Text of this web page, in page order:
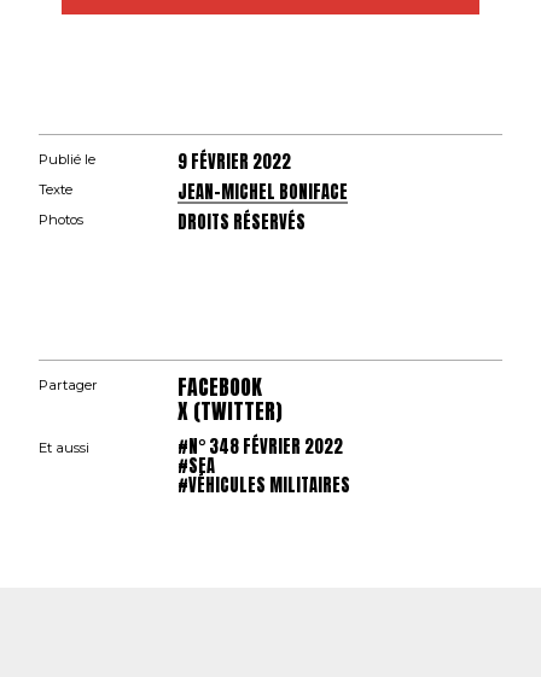
Publié le 9 FÉVRIER 2022
Texte JEAN-MICHEL BONIFACE
Photos DROITS RÉSERVÉS
Partager FACEBOOK
X (TWITTER)
Et aussi #N° 348 FÉVRIER 2022
#SEA
#VÉHICULES MILITAIRES